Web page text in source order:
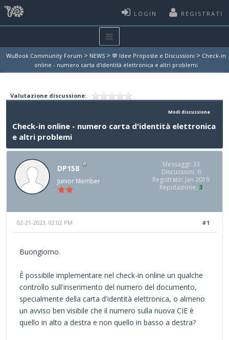
LOGIN REGISTRATI
WuBook Community Forum > NEWS > 💬 Idee Proposte e Discussioni > Check-in
online - numero carta d'identità elettronica e altri problemi
Valutazione discussione:
Modi discussione
Check-in online - numero carta d'identità elettronica
e altri problemi
DP158
Junior Member
Messaggi: 33
Discussioni: 6
Registrato: Jan 2019
Reputazione: 3
#1
02-21-2023, 02:02 PM
Buongiorno.
È possibile implementare nel check-in online un qualche
controllo sull'inserimento del numero del documento,
specialmente della carta d'identità elettronica, o almeno
un avviso ben visibile che il numero sulla nuova CIE è
quello in alto a destra e non quello in basso a destra?